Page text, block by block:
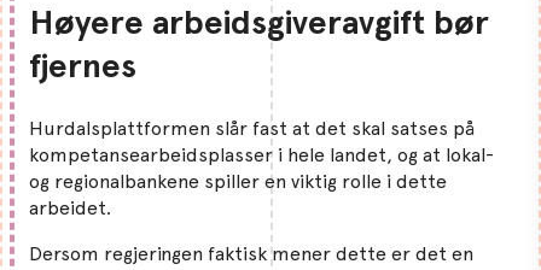
Høyere arbeidsgiveravgift bør
fjernes
Hurdalsplattformen slår fast at det skal satses på
kompetansearbeidsplasser i hele landet, og at lokal-
og regionalbankene spiller en viktig rolle i dette
arbeidet.
Dersom regjeringen faktisk mener dette er det en